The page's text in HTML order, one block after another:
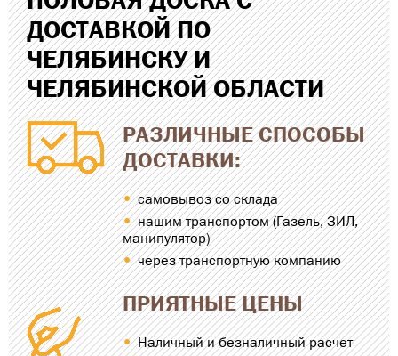
ДОСТАВКОЙ ПО
ЧЕЛЯБИНСКУ И
ЧЕЛЯБИНСКОЙ ОБЛАСТИ
РАЗЛИЧНЫЕ СПОСОБЫ
ДОСТАВКИ:
самовывоз со склада
нашим транспортом (Газель, ЗИЛ,
манипулятор)
через транспортную компанию
ПРИЯТНЫЕ ЦЕНЫ
Наличный и безналичный расчет